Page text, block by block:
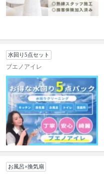
水回り5点セット
ブエノアイレ
お風呂×換気扇